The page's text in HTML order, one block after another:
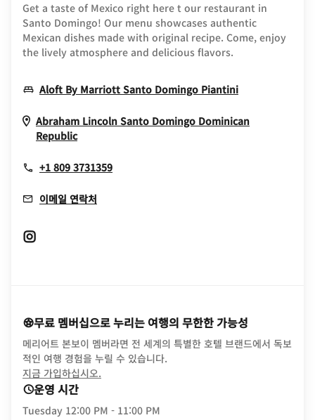
Get a taste of Mexico right here t our restaurant in
Santo Domingo! Our menu showcases authentic
Mexican dishes made with original recipe. Come, enjoy
the lively atmosphere and delicious flavors.
Aloft By Marriott Santo Domingo PiantiniOpens In
Abraham Lincoln Santo Domingo Dominican
RepublicOpens In New Window
+1 809 3731359
이메일 연락처
무료 멤버십으로 누리는 여행의 무한한 가능성
메리어트 본보이 멤버라면 전 세계의 특별한 호텔 브랜드에서 독보
적인 여행 경험을 누릴 수 있습니다.
지금 가입하십시오.
운영 시간
Tuesday 12:00 PM - 11:00 PM